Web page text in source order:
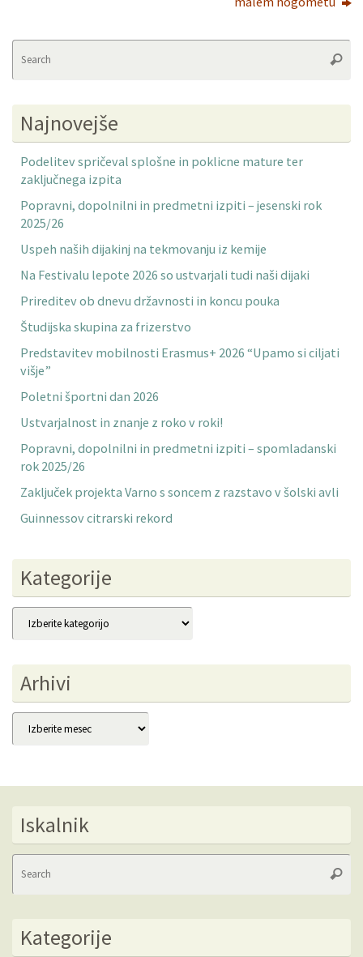
Najnovejše
Podelitev spričeval splošne in poklicne mature ter
zaključnega izpita
Popravni, dopolnilni in predmetni izpiti – jesenski rok
2025/26
Uspeh naših dijakinj na tekmovanju iz kemije
Na Festivalu lepote 2026 so ustvarjali tudi naši dijaki
Prireditev ob dnevu državnosti in koncu pouka
Študijska skupina za frizerstvo
Predstavitev mobilnosti Erasmus+ 2026 “Upamo si ciljati
višje”
Poletni športni dan 2026
Ustvarjalnost in znanje z roko v roki!
Popravni, dopolnilni in predmetni izpiti – spomladanski
rok 2025/26
Zaključek projekta Varno s soncem z razstavo v šolski avli
Guinnessov citrarski rekord
Kategorije
Kategorije
Arhivi
Arhivi
Iskalnik
Kategorije